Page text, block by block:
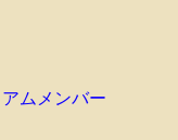
ムメンバー